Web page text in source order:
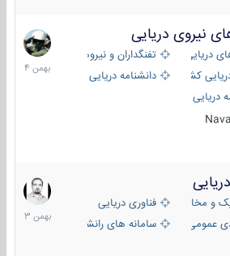
دریایی
دریایی
تفنگداران و نیروهای ویژه‌ی دریایی
کشورهای مختلفدانشنامه دریایی
کپی
22
بهمن
1404
و مخابرات دریاییفناوری دریایی
عمومی
سامانه های رانشی دریایی
6
بهمن
1403